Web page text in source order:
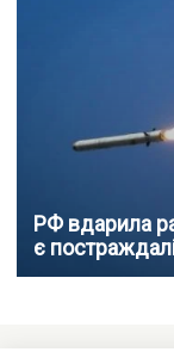
РФ вдарила
є